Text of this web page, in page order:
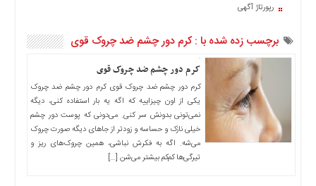
سیاسی
اصلی
صفحه
رپورتاژ آگهی
برچسب زده شده با : کرم دور چشم ضد چروک قوی
کرم دور چشم ضد چروک قوی
کرم دور چشم ضد چروک قوی کرم دور چشم ضد چروک
یکی از اون چیزاییه که اگه یه بار استفاده کنی، دیگه
نمی‌تونی بدونش سر کنی. می‌دونی که پوست دور چشم
خیلی نازک و حساسه و زودتر از جاهای دیگه صورت چروک
می‌شه. اگه به فکرش نباشی، همین چروک‌های ریز و
تیرگی‌ها کم‌کم بیشتر می‌شن […]